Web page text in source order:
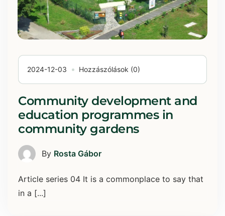
2024-12-03 Hozzászólások (0)
Community development and
education programmes in
community gardens
By Rosta Gábor
Article series 04 It is a commonplace to say that
in a [...]